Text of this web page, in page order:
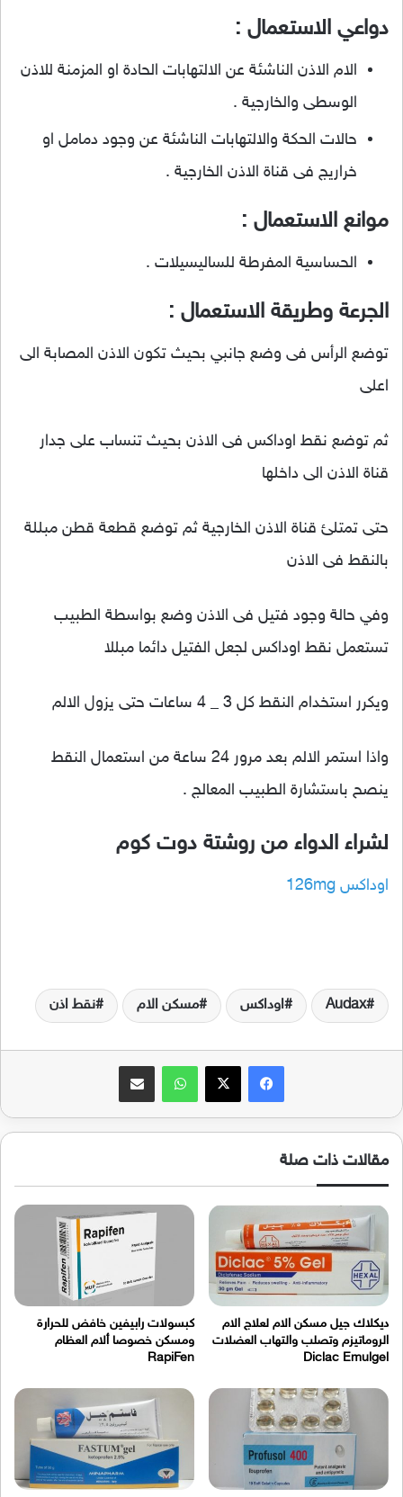
دواعي الاستعمال :
الام الاذن الناشئة عن الالتهابات الحادة او المزمنة للاذن
الوسطى والخارجية .
حالات الحكة والالتهابات الناشئة عن وجود دمامل او
خراريج فى قناة الاذن الخارجية .
موانع الاستعمال :
الحساسية المفرطة للساليسيلات .
الجرعة وطريقة الاستعمال :
توضع الرأس فى وضع جانبي بحيث تكون الاذن المصابة الى
اعلى
ثم توضع نقط اوداكس فى الاذن بحيث تنساب على جدار
قناة الاذن الى داخلها
حتى تمتلئ قناة الاذن الخارجية ثم توضع قطعة قطن مبللة
بالنقط فى الاذن
وفي حالة وجود فتيل فى الاذن وضع بواسطة الطبيب
تستعمل نقط اوداكس لجعل الفتيل دائما مبللا
ويكرر استخدام النقط كل 3 _ 4 ساعات حتى يزول الالم
واذا استمر الالم بعد مرور 24 ساعة من استعمال النقط
ينصح باستشارة الطبيب المعالج .
لشراء الدواء من روشتة دوت كوم
اوداكس 126mg
Audax اوداكس مسكن الام نقط اذن
فيسبوك واتساب
مقالات ذات صلة
ديكلاك جيل مسكن الام لعلاج الام
الروماتيزم وتصلب والتهاب العضلات
Diclac Emulgel
كبسولات رابيفين خافض للحرارة
ومسكن خصوصا ألام العظام
RapiFen